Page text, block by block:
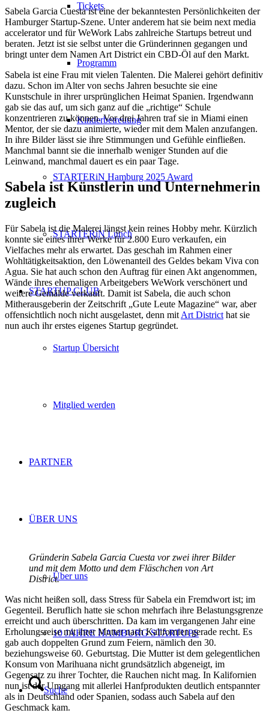
Tickets
Programm
Kinderbetreuung
STARTERiN Hamburg 2025 Award
STARTERiN Lunch
STARTUP CLUB
Startup Übersicht
Mitglied werden
PARTNER
ÜBER UNS
Über uns
10 JAHRE HAMBURG STARTUPS
Suche
Sabela Garcia Cuesta ist eine der bekanntesten Persönlichkeiten der
Hamburger Startup-Szene. Unter anderem hat sie beim next media
accelerator und für WeWork Labs zahlreiche Startups betreut und
beraten. Jetzt ist sie selbst unter die Gründerinnen gegangen und
bringt unter dem Namen Art District ein CBD-Öl auf den Markt.
Sabela ist eine Frau mit vielen Talenten. Die Malerei gehört definitiv
dazu. Schon im Alter von sechs Jahren besuchte sie eine
Kunstschule in ihrer ursprünglichen Heimat Spanien. Irgendwann
gab sie das auf, um sich ganz auf die „richtige“ Schule
konzentrieren zu können. Vor drei Jahren traf sie in Miami einen
Mentor, der sie dazu animierte, wieder mit dem Malen anzufangen.
In ihre Bilder lässt sie ihre Stimmungen und Gefühle einfließen.
Manchmal bannt sie die innerhalb weniger Stunden auf die
Leinwand, manchmal dauert es ein paar Tage.
Sabela ist Künstlerin und Unternehmerin
zugleich
Für Sabela ist die Malerei längst kein reines Hobby mehr. Kürzlich
konnte sie eines ihrer Werke für 2.800 Euro verkaufen, ein
Vielfaches mehr als erwartet. Das geschah im Rahmen einer
Wohltätigkeitsaktion, den Löwenanteil des Geldes bekam Viva con
Agua. Sie hat auch schon den Auftrag für einen Akt angenommen,
Wände ihres ehemaligen Arbeitgebers WeWork verschönert und
weitere Gemälde verkauft. Damit ist Sabela, die auch schon
Mitherausgeberin der Zeitschrift „Gute Leute Magazine“ war, aber
offensichtlich noch nicht ausgelastet, denn mit Art District hat sie
nun auch ihr erstes eigenes Startup gegründet.
Gründerin Sabela Garcia Cuesta vor zwei ihrer Bilder
und mit dem Motto und dem Fläschchen von Art
District.
Was nicht heißen soll, dass Stress für Sabela ein Fremdwort ist; im
Gegenteil. Beruflich hatte sie schon mehrfach ihre Belastungsgrenze
erreicht und auch überschritten. Da kam im vergangenen Jahr eine
Erholungsreise mit ihrer Mutter nach Kalifornien gerade recht. Es
gab auch doppelten Grund zum Feiern, nämlich den 30.
beziehungsweise 60. Geburtstag. Die Mutter ist dem gelegentlichen
Konsum von Marihuana nicht grundsätzlich abgeneigt, im
Gegensatz zu ihrer Tochter, die Rauchen nicht mag. In Kalifornien
nun ist der Umgang mit allerlei Hanfprodukten deutlich entspannter
als in Deutschland oder Spanien, sodass auch Sabela auf den
Geschmack kam.